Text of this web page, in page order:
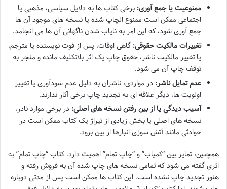
ممنوعیت یا جمع آوری: برخی کتاب ها به دلایل سیاسی، مذهبی یا
اجتماعی ممکن است ممنوع الچاپ شده یا نسخه های موجود آن ها
جمع آوری شود، که این امر به نایاب شدن ناگهانی آن ها می انجامد.
تغییرات مالکیت حقوقی: گاهی اوقات، پس از فوت نویسنده یا مترجم،
یا تغییر مالکیت ناشر، حقوق چاپ یک اثر بلاتکلیف مانده و منجر به
توقف چاپ آن می شود.
عدم تمایل ناشر: در مواردی، ناشران به دلیل عدم سودآوری یا تغییر
اولویت ها، دیگر علاقه ای به تجدید چاپ برخی آثار ندارند.
آسیب دیدگی یا از بین رفتن نسخه های اصلی: در برخی موارد نادر،
نسخه های اصلی یا بخش زیادی از تیراژ یک کتاب ممکن است در
حوادثی مانند آتش سوزی انبارها از بین برود.
همچنین، تمایز بین “کمیاب” و “چاپ تمام” اهمیت دارد. کتاب “چاپ تمام” به
اثری گفته می شود که تمامی نسخه های چاپ شده آن به فروش رفته و
هنوز تجدید چاپ نشده است. این کتاب ها ممکن است پس از مدتی دوباره